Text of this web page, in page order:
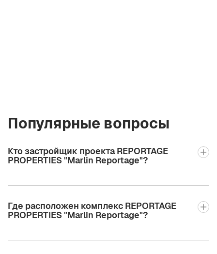
Популярные вопросы
Кто застройщик проекта REPORTAGE
PROPERTIES "Marlin Reportage"?
Где расположен комплекс REPORTAGE
PROPERTIES "Marlin Reportage"?